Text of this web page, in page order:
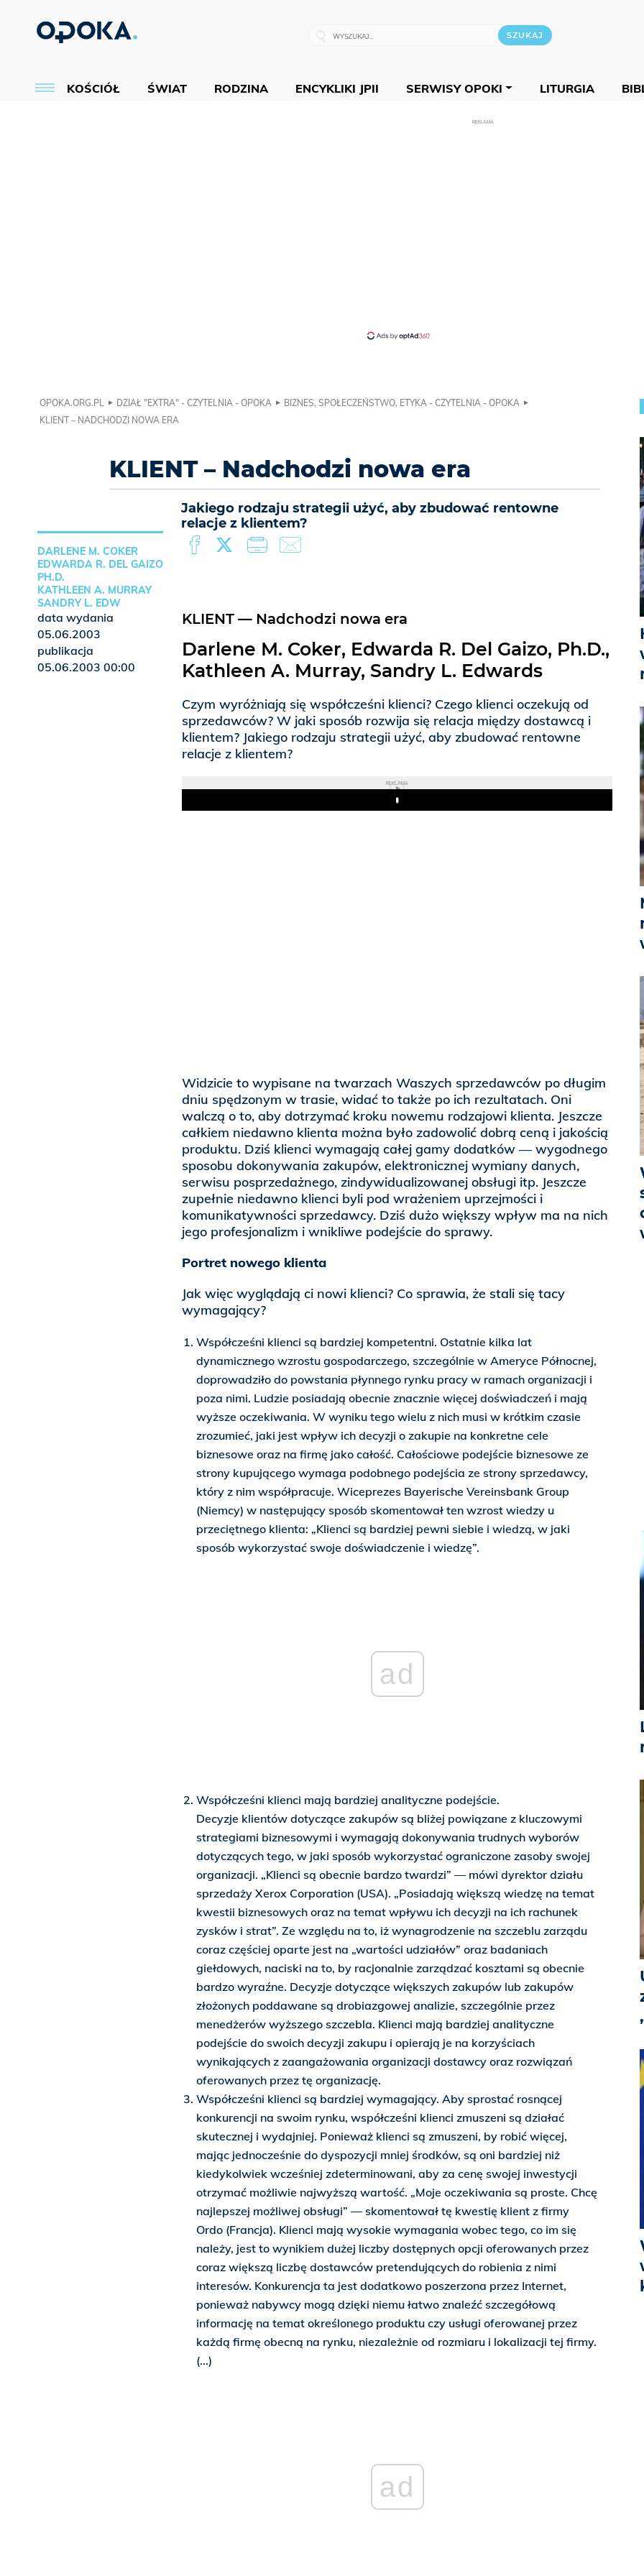
KOŚCIÓŁ ŚWIAT RODZINA ENCYKLIKI JPII SERWISY OPOKI LITURGIA
REKLAMA
OPOKA.ORG.PL DZIAŁ "EXTRA" - CZYTELNIA - OPOKA
BIZNES, SPOŁECZEŃSTWO, ETYKA - CZYTELNIA - OPOKA
KLIENT – NADCHODZI NOWA ERA
KLIENT – Nadchodzi nowa era
Jakiego rodzaju strategii użyć, aby zbudować rentowne
relacje z klientem?
KLIENT — Nadchodzi nowa era
Darlene M. Coker, Edwarda R. Del Gaizo, Ph.D.,
Kathleen A. Murray, Sandry L. Edwards
Czym wyróżniają się współcześni klienci? Czego klienci oczekują od
sprzedawców? W jaki sposób rozwija się relacja między dostawcą i
klientem? Jakiego rodzaju strategii użyć, aby zbudować rentowne
relacje z klientem?
REKLAMA
Play
Widzicie to wypisane na twarzach Waszych sprzedawców po długim
dniu spędzonym w trasie, widać to także po ich rezultatach. Oni
walczą o to, aby dotrzymać kroku nowemu rodzajowi klienta. Jeszcze
całkiem niedawno klienta można było zadowolić dobrą ceną i jakością
produktu. Dziś klienci wymagają całej gamy dodatków — wygodnego
sposobu dokonywania zakupów, elektronicznej wymiany danych,
serwisu posprzedażnego, zindywidualizowanej obsługi itp. Jeszcze
zupełnie niedawno klienci byli pod wrażeniem uprzejmości i
komunikatywności sprzedawcy. Dziś dużo większy wpływ ma na nich
jego profesjonalizm i wnikliwe podejście do sprawy.
Portret nowego klienta
Jak więc wyglądają ci nowi klienci? Co sprawia, że stali się tacy
wymagający?
Współcześni klienci są bardziej kompetentni. Ostatnie kilka lat
dynamicznego wzrostu gospodarczego, szczególnie w Ameryce Północnej,
doprowadziło do powstania płynnego rynku pracy w ramach organizacji i
poza nimi. Ludzie posiadają obecnie znacznie więcej doświadczeń i mają
wyższe oczekiwania. W wyniku tego wielu z nich musi w krótkim czasie
zrozumieć, jaki jest wpływ ich decyzji o zakupie na konkretne cele
biznesowe oraz na firmę jako całość. Całościowe podejście biznesowe ze
strony kupującego wymaga podobnego podejścia ze strony sprzedawcy,
który z nim współpracuje. Wiceprezes Bayerische Vereinsbank Group
(Niemcy) w następujący sposób skomentował ten wzrost wiedzy u
przeciętnego klienta: „Klienci są bardziej pewni siebie i wiedzą, w jaki
sposób wykorzystać swoje doświadczenie i wiedzę”.
ad
Współcześni klienci mają bardziej analityczne podejście.
Decyzje klientów dotyczące zakupów są bliżej powiązane z kluczowymi
strategiami biznesowymi i wymagają dokonywania trudnych wyborów
dotyczących tego, w jaki sposób wykorzystać ograniczone zasoby swojej
organizacji. „Klienci są obecnie bardzo twardzi” — mówi dyrektor działu
sprzedaży Xerox Corporation (USA). „Posiadają większą wiedzę na temat
kwestii biznesowych oraz na temat wpływu ich decyzji na ich rachunek
zysków i strat”. Ze względu na to, iż wynagrodzenie na szczeblu zarządu
coraz częściej oparte jest na „wartości udziałów” oraz badaniach
giełdowych, naciski na to, by racjonalnie zarządzać kosztami są obecnie
bardzo wyraźne. Decyzje dotyczące większych zakupów lub zakupów
złożonych poddawane są drobiazgowej analizie, szczególnie przez
menedżerów wyższego szczebla. Klienci mają bardziej analityczne
podejście do swoich decyzji zakupu i opierają je na korzyściach
wynikających z zaangażowania organizacji dostawcy oraz rozwiązań
oferowanych przez tę organizację.
Współcześni klienci są bardziej wymagający. Aby sprostać rosnącej
konkurencji na swoim rynku, współcześni klienci zmuszeni są działać
skutecznej i wydajniej. Ponieważ klienci są zmuszeni, by robić więcej,
mając jednocześnie do dyspozycji mniej środków, są oni bardziej niż
kiedykolwiek wcześniej zdeterminowani, aby za cenę swojej inwestycji
otrzymać możliwie najwyższą wartość. „Moje oczekiwania są proste. Chcę
najlepszej możliwej obsługi” — skomentował tę kwestię klient z firmy
Ordo (Francja). Klienci mają wysokie wymagania wobec tego, co im się
należy, jest to wynikiem dużej liczby dostępnych opcji oferowanych przez
coraz większą liczbę dostawców pretendujących do robienia z nimi
interesów. Konkurencja ta jest dodatkowo poszerzona przez Internet,
ponieważ nabywcy mogą dzięki niemu łatwo znaleźć szczegółową
informację na temat określonego produktu czy usługi oferowanej przez
każdą firmę obecną na rynku, niezależnie od rozmiaru i lokalizacji tej firmy.
(...)
ad
DARLENE M. COKER
EDWARDA R. DEL GAIZO
PH.D.
KATHLEEN A. MURRAY
SANDRY L. EDW
data wydania
05.06.2003
publikacja
05.06.2003 00:00